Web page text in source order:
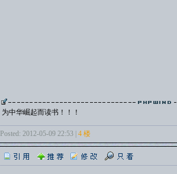
为中华崛起而读书！！！
Posted: 2012-05-09 22:53 |4 楼